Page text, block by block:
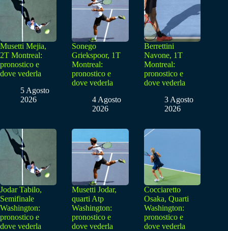
Musetti Mejia,
2T Montreal:
pronostico e
dove vederla
5 Agosto
2026
Sonego
Griekspoor, 1T
Montreal:
pronostico e
dove vederla
4 Agosto
2026
Berrettini
Navone, 1T
Montreal:
pronostico e
dove vederla
3 Agosto
2026
Jodar Tabilo,
Semifinale
Washington:
pronostico e
dove vederla
Musetti Jodar,
quarti Atp
Washington:
pronostico e
dove vederla
Cocciaretto
Osaka, Quarti
Washington:
pronostico e
dove vederla